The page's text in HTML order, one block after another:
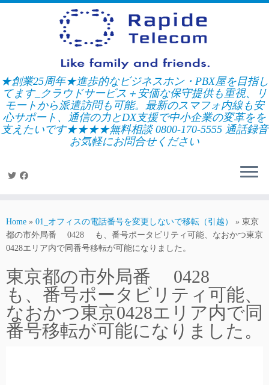
Skip
★創業25周年★進歩的なビジネスホン・PBX屋を目指し
てます_クラウドサービス＋安価な保守提供も重視、リ
モートから派遣訪問も可能。最新のスマフォ内線も安
心サポート、通信の力とDX支援で中小企業の変革をを
支えたいです★★★★無料相談 0800-170-5555 通話録音
お気軽にお問合せください
Home » 01_オフィスの電話番号を変更しないで移転（引越） » 東京
都の市外局番 0428 も、番号ポータビリティ可能、なおかつ東京
0428エリア内で同番号移転が可能になりました。
東京都の市外局番 0428
も、番号ポータビリティ可能、
なおかつ東京0428エリア内で同
番号移転が可能になりました。